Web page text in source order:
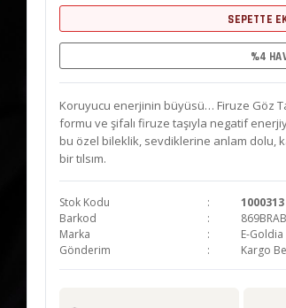
SEPETTE
%4
Koruyucu enerjinin büyüsü… Firuze Göz
formu ve şifalı firuze taşıyla negatif
bu özel bileklik, sevdiklerine anlam dolu,
bir tılsım.
Stok Kodu
1000313
Barkod
Marka
E-Goldia
Gönderim
Kargo